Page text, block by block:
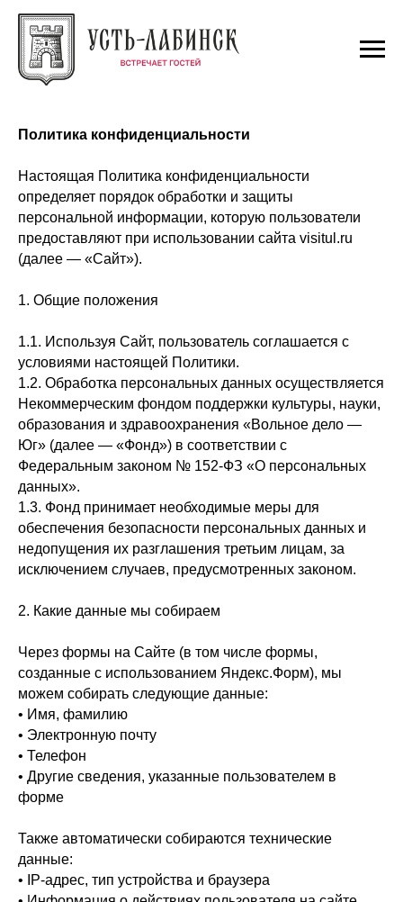
Политика конфиденциальности
Настоящая Политика конфиденциальности
определяет порядок обработки и защиты
персональной информации, которую пользователи
предоставляют при использовании сайта visitul.ru
(далее — «Сайт»).
1. Общие положения
1.1. Используя Сайт, пользователь соглашается с
условиями настоящей Политики.
1.2. Обработка персональных данных осуществляется
Некоммерческим фондом поддержки культуры, науки,
образования и здравоохранения «Вольное дело —
Юг» (далее — «Фонд») в соответствии с
Федеральным законом № 152-ФЗ «О персональных
данных».
1.3. Фонд принимает необходимые меры для
обеспечения безопасности персональных данных и
недопущения их разглашения третьим лицам, за
исключением случаев, предусмотренных законом.
2. Какие данные мы собираем
Через формы на Сайте (в том числе формы,
созданные с использованием Яндекс.Форм), мы
можем собирать следующие данные:
• Имя, фамилию
• Электронную почту
• Телефон
• Другие сведения, указанные пользователем в
форме
Также автоматически собираются технические
данные:
• IP-адрес, тип устройства и браузера